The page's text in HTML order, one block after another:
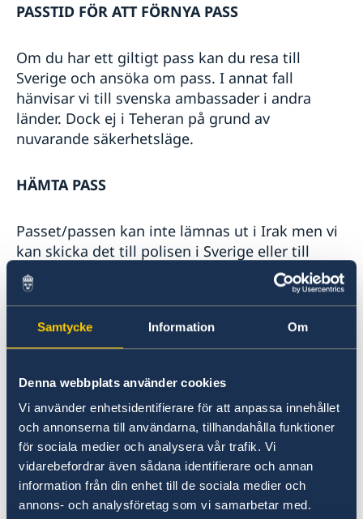
Samtycke Information Om
Denna webbplats använder cookies
Vi använder enhetsidentifierare för att anpassa innehållet
och annonserna till användarna, tillhandahålla funktioner
för sociala medier och analysera vår trafik. Vi
vidarebefordrar även sådana identifierare och annan
information från din enhet till de sociala medier och
annons- och analysföretag som vi samarbetar med.
PASSTID FÖR ATT FÖRNYA PASS
Om du har ett giltigt pass kan du resa till
Sverige och ansöka om pass. I annat fall
hänvisar vi till svenska ambassader i andra
länder. Dock ej i Teheran på grund av
nuvarande säkerhetsläge.
HÄMTA PASS
Passet/passen kan inte lämnas ut i Irak men vi
kan skicka det till polisen i Sverige eller till
annan svensk ambassad i ett annat land. Dock
ej i Teheran på grund av nuvarande
säkerhetsläge.
Ange namn och personnummer (för alla)
polismyndighet i Sverige du avser hämta
ditt pass. Mejla till
ambassaden.bagdad@gov.se
Pass för barn under 18 år kan hämtas ut av
vårdnadshavare med giltigt pass/ID. Ta med dig
barnets nuvarande pass. Barnet behöver ej följa